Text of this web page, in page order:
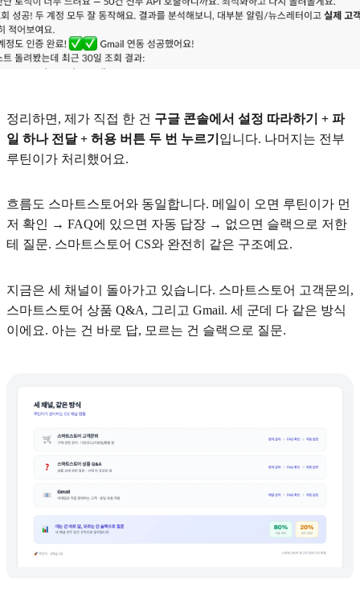
정리하면, 제가 직접 한 건 구글 콘솔에서 설정 따라하기 + 파
일 하나 전달 + 허용 버튼 두 번 누르기 입니다. 나머지는 전부
루틴이가 처리했어요.
흐름도 스마트스토어와 동일합니다. 메일이 오면 루틴이가 먼
저 확인 → FAQ에 있으면 자동 답장 → 없으면 슬랙으로 저한
테 질문. 스마트스토어 CS와 완전히 같은 구조예요.
지금은 세 채널이 돌아가고 있습니다. 스마트스토어 고객문의,
스마트스토어 상품 Q&A, 그리고 Gmail. 세 군데 다 같은 방식
이에요. 아는 건 바로 답, 모르는 건 슬랙으로 질문.